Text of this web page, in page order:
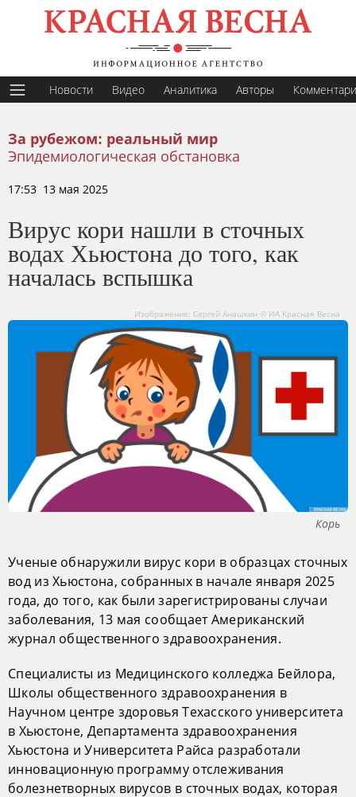
Новости Видео Аналитика Авторы
За рубежом: реальный мир
Эпидемиологическая обстановка
17:53 13 мая 2025
Вирус кори нашли в сточных
водах Хьюстона до того, как
началась вспышка
Изображение: Сергей Анашкин © ИА Красная Весна
Корь
Ученые обнаружили вирус кори в образцах сточных
вод из Хьюстона, собранных в начале января 2025
года, до того, как были зарегистрированы случаи
заболевания, 13 мая сообщает Американский
журнал общественного здравоохранения.
Специалисты из Медицинского колледжа Бейлора,
Школы общественного здравоохранения в
Научном центре здоровья Техасского университета
в Хьюстоне, Департамента здравоохранения
Хьюстона и Университета Райса разработали
инновационную программу отслеживания
болезнетворных вирусов в сточных водах, которая